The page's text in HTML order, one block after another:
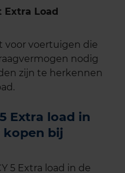
Extra Load
voor voertuigen die
nodig
zijn te herkennen
Extra load in
kopen bij
5 Extra load in de